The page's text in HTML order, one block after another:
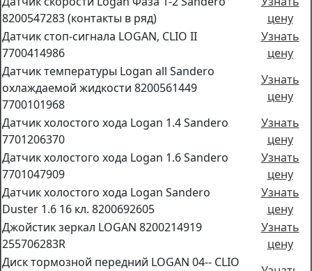
8200547283 (контакты в ряд)
цену
Датчик стоп-сигнала LOGAN, CLIO II
7700414986
Узнать
цену
Датчик температуры Logan all Sandero
охлаждаемой жидкости 8200561449
7700101968
Узнать
цену
Датчик холостого хода Logan 1.4 Sandero
7701206370
Узнать
цену
Датчик холостого хода Logan 1.6 Sandero
7701047909
Узнать
цену
Датчик холостого хода Logan Sandero
Duster 1.6 16 кл. 8200692605
Узнать
цену
Джойстик зеркал LOGAN 8200214919
255706283R
Узнать
цену
Диск тормозной передний LOGAN 04-- CLIO